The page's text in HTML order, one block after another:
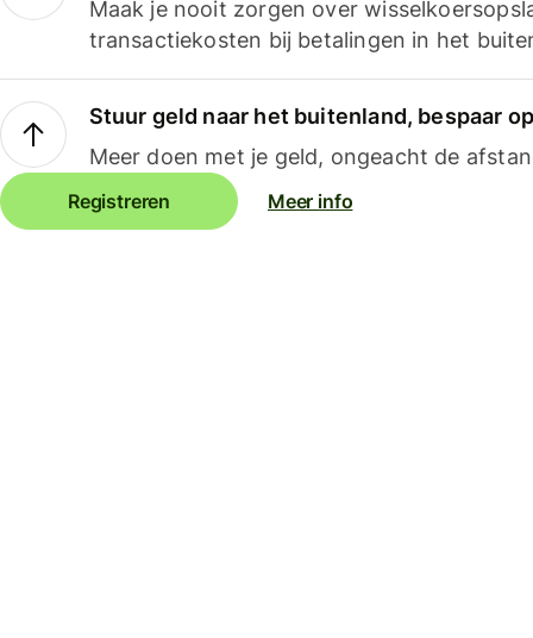
Maak je nooit zorgen over
transactiekosten bij betalingen in het
Stuur geld naar het buitenland, bespaar
Meer doen met je geld, ongeacht de
Registreren Meer info